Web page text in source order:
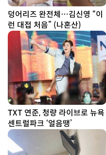
덩어리즈 완전체…김신영 “이
런 대접 처음” (나혼산)
TXT 연준, 청량 라이브로 뉴욕
센트럴파크 ‘얼음땡’